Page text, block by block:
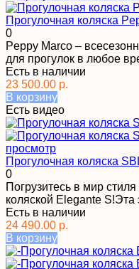
Прогулочная коляска
0
Peppy Marco –
для прогулок в любое
Есть в наличии
23 500.00 р.
В корзину
Есть видео
просмотр
Прогулочная коляска
0
Погрузитесь в мир
коляской Elegante S!Эта
Есть в наличии
24 490.00 р.
В корзину